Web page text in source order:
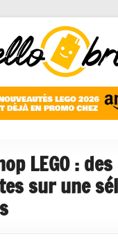
LEGO :
sur une